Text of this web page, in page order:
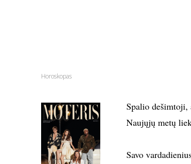
Horoskopas
Spalio dešimtoji,
Naujųjų metų
Savo